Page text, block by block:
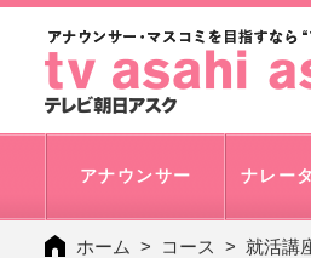
アナウンサー ナレー
ホーム コース 就活講